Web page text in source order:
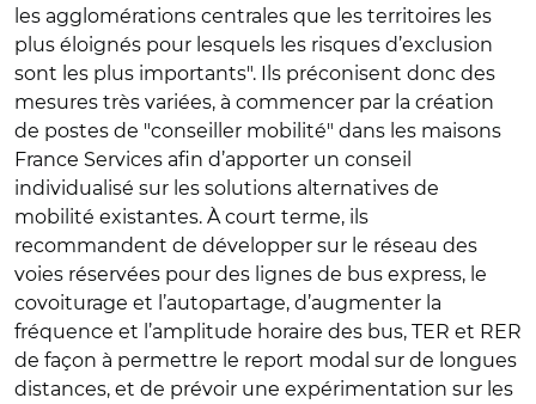
les agglomérations centrales que les territoires les
plus éloignés pour lesquels les risques d’exclusion
sont les plus importants". Ils préconisent donc des
mesures très variées, à commencer par la création
de postes de "conseiller mobilité" dans les maisons
France Services afin d’apporter un conseil
individualisé sur les solutions alternatives de
mobilité existantes. À court terme, ils
recommandent de développer sur le réseau des
voies réservées pour des lignes de bus express, le
covoiturage et l’autopartage, d’augmenter la
fréquence et l’amplitude horaire des bus, TER et RER
de façon à permettre le report modal sur de longues
distances, et de prévoir une expérimentation sur les